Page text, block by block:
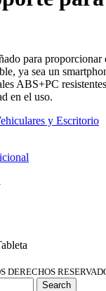
para
ya sea un
ABS+PC
en el uso.
y Escritorio
DERECHOS
Search